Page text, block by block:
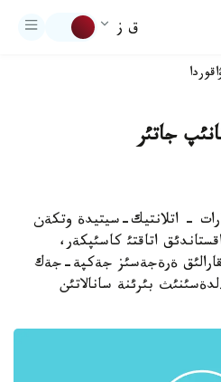
ق ز
اقوردا
جاتئر
- اتلانتيك-سيتيدة وتكةن
اتاقتئ كاسئپكةر،
ةرةجةسئز جةكپة-جةك
بئرئنة سانالاتئن